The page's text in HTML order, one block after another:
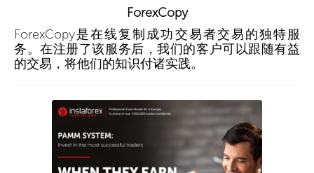
ForexCopy
ForexCopy是在线复制成功交易者交易的独特服
务。在注册了该服务后，我们的客户可以跟随有益
的交易，将他们的知识付诸实践。